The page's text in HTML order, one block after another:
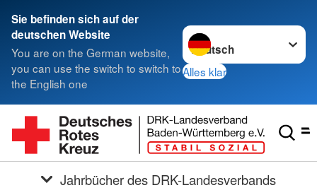
Sie befinden sich auf der
deutschen Website
You are on the German website,
you can use the switch to switch to
the English one
Sprache wechseln zu
Alles klar
Jahrbücher des DRK-Landesverbands